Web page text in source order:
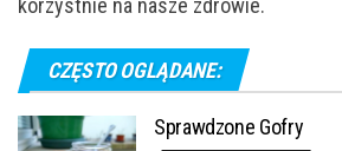
CZĘSTO OGLĄDANE:
Sprawdzone Gofry